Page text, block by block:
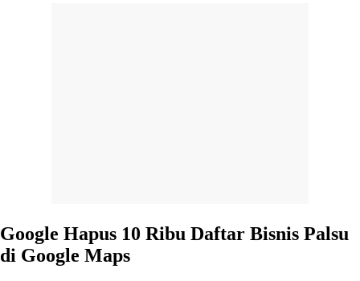
Google Hapus 10 Ribu Daftar Bisnis Palsu
di Google Maps